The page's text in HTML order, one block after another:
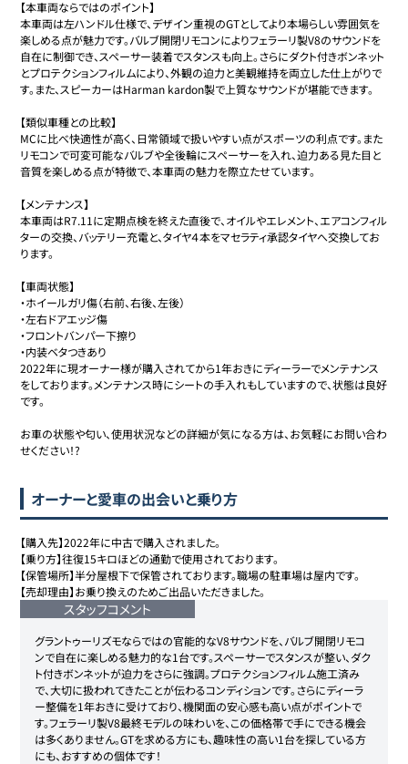
【本車両ならではのポイント】
本車両は左ハンドル仕様で、デザイン重視のGTとしてより本場らしい雰囲気を
楽しめる点が魅力です。バルブ開閉リモコンによりフェラーリ製V8のサウンドを
自在に制御でき、スペーサー装着でスタンスも向上。さらにダクト付きボンネット
とプロテクションフィルムにより、外観の迫力と美観維持を両立した仕上がりで
す。また、スピーカーはHarman kardon製で上質なサウンドが堪能できます。
【類似車種との比較】
MCに比べ快適性が高く、日常領域で扱いやすい点がスポーツの利点です。また
リモコンで可変可能なバルブや全後輪にスペーサーを入れ、迫力ある見た目と
音質を楽しめる点が特徴で、本車両の魅力を際立たせています。
【メンテナンス】
本車両はR7.11に定期点検を終えた直後で、オイルやエレメント、エアコンフィル
ターの交換、バッテリー充電と、タイヤ４本をマセラティ承認タイヤへ交換してお
ります。
【車両状態】
・ホイールガリ傷（右前、右後、左後）
・左右ドアエッジ傷
・フロントバンパー下擦り
・内装ベタつきあり
2022年に現オーナー様が購入されてから1年おきにディーラーでメンテナンス
をしております。メンテナンス時にシートの手入れもしていますので、状態は良好
です。
お車の状態や匂い、使用状況などの詳細が気になる方は、お気軽にお問い合わ
せください！?
オーナーと愛車の出会いと乗り方
【購入先】2022年に中古で購入されました。
【乗り方】往復15キロほどの通勤で使用されております。
【保管場所】半分屋根下で保管されております。職場の駐車場は屋内です。
【売却理由】お乗り換えのためご出品いただきました。
スタッフコメント
グラントゥーリズモならではの官能的なV8サウンドを、バルブ開閉リモコ
ンで自在に楽しめる魅力的な1台です。スペーサーでスタンスが整い、ダク
ト付きボンネットが迫力をさらに強調。プロテクションフィルム施工済み
で、大切に扱われてきたことが伝わるコンディションです。さらにディーラ
ー整備を1年おきに受けており、機関面の安心感も高い点がポイントで
す。フェラーリ製V8最終モデルの味わいを、この価格帯で手にできる機会
は多くありません。GTを求める方にも、趣味性の高い1台を探している方
にも、おすすめの個体です！